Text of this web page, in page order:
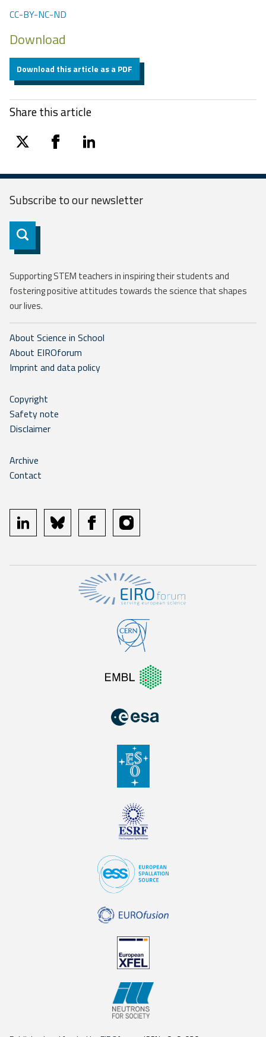
CC-BY-NC-ND
Download
Download this article as a PDF
Share this article
twitter facebooklinkedin
Subscribe to ournewsletter
Subscribe
Supporting STEM teachers in inspiring their students and
fostering positive attitudes towards the science that shapes
our lives.
About Science in School
About EIROforum
Imprint and data policy
Copyright
Safety note
Disclaimer
Archive
Contact
linkedin bluesky facebookinstagram